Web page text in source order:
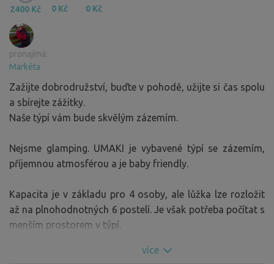
2400 Kč 0 Kč 0 Kč
pronajímá:
Markéta
Zažijte dobrodružství, buďte v pohodě, užijte si čas spolu
a sbírejte zážitky.
Naše týpí vám bude skvělým zázemím.
Nejsme glamping. UMAKI je vybavené týpí se zázemím,
příjemnou atmosférou a je baby friendly.
Kapacita je v základu pro 4 osoby, ale lůžka lze rozložit
až na plnohodnotných 6 postelí. Je však potřeba počítat s
menším prostorem v týpí.
raději s kapacitou maximálně 5 osob.
více